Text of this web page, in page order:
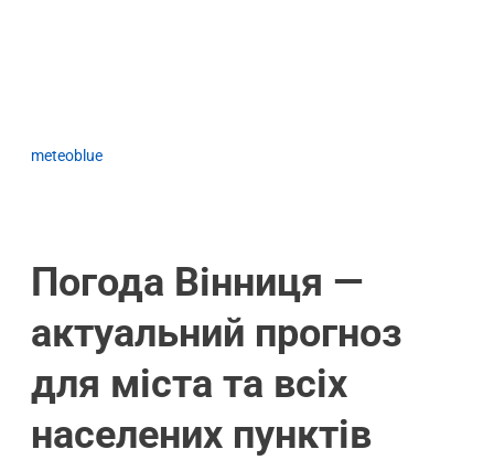
meteoblue
Погода Вінниця —
актуальний прогноз
для міста та всіх
населених пунктів